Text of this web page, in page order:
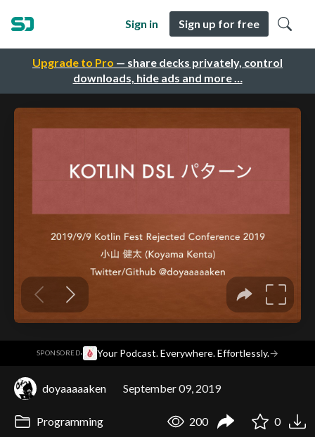
Upgrade to Pro — share decks privately, control
downloads, hide ads and more …
Sign in Sign up for free
SPONSORED· Your Podcast. Everywhere. Effortlessly.→
doyaaaaaken September 09, 2019
Programming 200 0